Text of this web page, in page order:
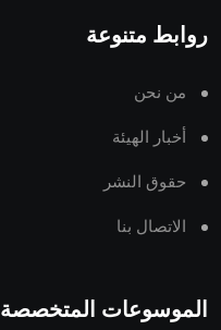
روابط متنوعة
من نحن
أخبار الهيئة
حقوق النشر
الاتصال بنا
الموسوعات المتخصصة